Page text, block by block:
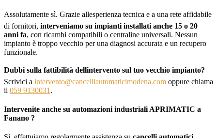
Assolutamente sì. Grazie allesperienza tecnica e a una rete affidabile
di fornitori, interveniamo su impianti installati anche 15 o 20
anni fa, con ricambi compatibili o centraline universali. Nessun
impianto è troppo vecchio per una diagnosi accurata e un recupero
funzionale.
Dubbi sulla fattibilità dellintervento sul tuo vecchio impianto?
Scrivici a intervento@cancelliautomaticimodena.com oppure chiama
il 059 9130031 .
Intervenite anche su automazioni industriali APRIMATIC a
Fanano ?